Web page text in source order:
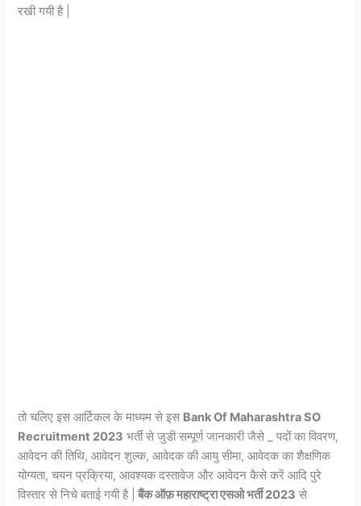
रखी गयी है |
तो चलिए इस आर्टिकल के माध्यम से इस Bank Of Maharashtra SO
Recruitment 2023 भर्ती से जुडी सम्पूर्ण जानकारी जैसे _ पदों का विवरण,
आवेदन की तिथि, आवेदन शुल्क, आवेदक की आयु सीमा, आवेदक का शैक्षणिक
योग्यता, चयन प्रक्रिया, आवश्यक दस्तावेज और आवेदन कैसे करें आदि पुरे
विस्तार से निचे बताई गयी है |
बैंक ऑफ़ महाराष्ट्रा एसओ भर्ती 2023 से